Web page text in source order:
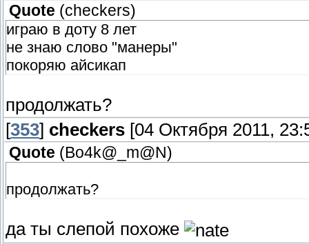
Quote (checkers)
играю в доту 8 лет
не знаю слово "манеры"
покоряю айсикап
продолжать?
[353] checkers [04 Октября 2011,
Quote ( Bo4k@_m@N )
продолжать?
да ты слепой похоже